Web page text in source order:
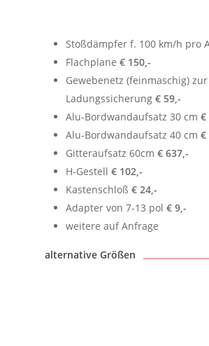
Stoßdämpfer f. 100 km/h pro
Flachplane€ 150,-
Gewebenetz (feinmaschig) zur
Ladungssicherung€ 59,-
Alu-Bordwandaufsatz 30 cm€
Alu-Bordwandaufsatz 40 cm€
Gitteraufsatz 60cm€ 637,-
H-Gestell€ 102,-
Kastenschloß€ 24,-
Adapter von 7-13 pol€ 9,-
weitere auf Anfrage
alternative Größen